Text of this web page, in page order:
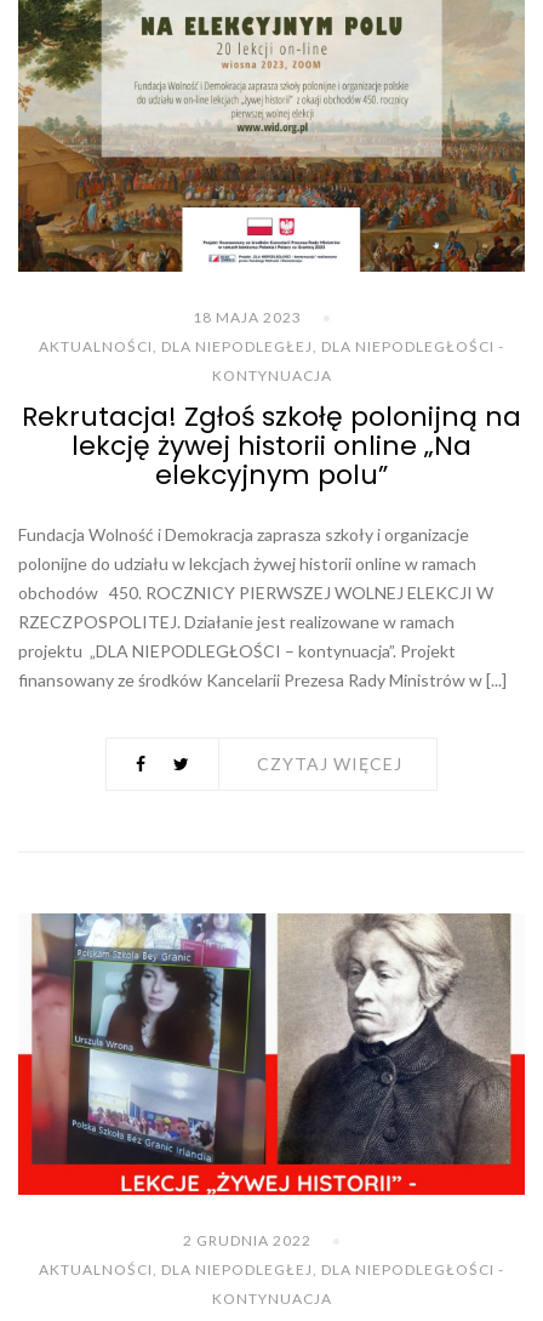
18 MAJA 2023
AKTUALNOŚCI
DLA NIEPODLEGŁEJ
DLA NIEPODLEGŁOŚCI -
KONTYNUACJA
Rekrutacja! Zgłoś szkołę polonijną na
lekcję żywej historii online „Na
elekcyjnym polu”
Fundacja Wolność i Demokracja zaprasza szkoły i organizacje
polonijne do udziału w lekcjach żywej historii online w ramach
obchodów 450. ROCZNICY PIERWSZEJ WOLNEJ ELEKCJI W
RZECZPOSPOLITEJ. Działanie jest realizowane w ramach
projektu „DLA NIEPODLEGŁOŚCI – kontynuacja”. Projekt
finansowany ze środków Kancelarii Prezesa Rady Ministrów w [...]
CZYTAJ WIĘCEJ
2 GRUDNIA 2022
AKTUALNOŚCI
DLA NIEPODLEGŁEJ
DLA NIEPODLEGŁOŚCI -
KONTYNUACJA